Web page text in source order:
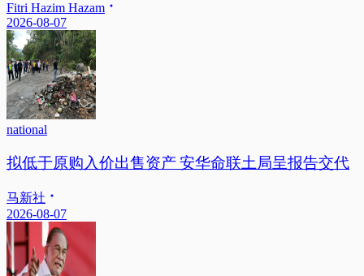
Fitri Hazim Hazam
2026-08-07
national
拟低于原购入价出售资产 安华命联土局呈报告交代
马新社
2026-08-07